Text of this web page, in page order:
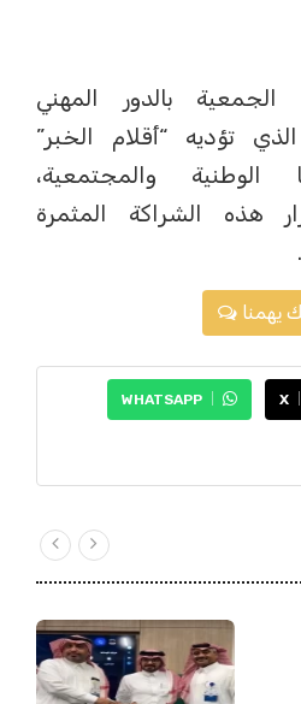
بالدور المهني
تؤديه “أقلام الخبر”
والمجتمعية،
هذه الشراكة المثمرة
يهمنا
X
WHATSAPP